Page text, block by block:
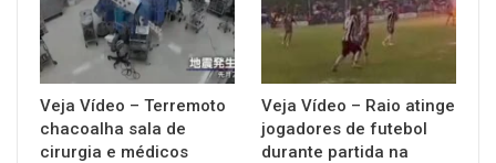
Veja Vídeo – Terremoto
chacoalha sala de
cirurgia e médicos
Veja Vídeo – Raio atinge
jogadores de futebol
durante partida na